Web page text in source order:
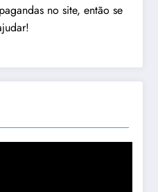
no site, então se